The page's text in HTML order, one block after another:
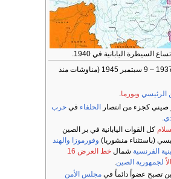
السيطرة اليابانية في 1940.
7 يوليو 1937 – 9 سبتمبر 1945 (مناوشات منذ
الرئيسي وبورما.
صيني كجزء من انتصار الحلفاء في حرب
.
كل القوات اليابانية في بر الصين
(باستثناء منشوريا) وفورموزا
والهند
الفرنسية شمال
خط العرض 16
لجمهورية الصين.
تصبح عضواً دائماً في مجلس الأمن